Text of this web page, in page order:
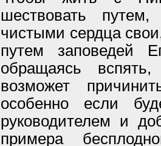
шествовать
чистыми сердца
путем заповедей
обращаясь
возможет
особенно если
руководителем и
примера